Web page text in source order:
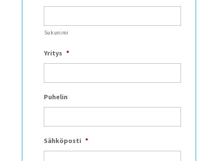
Sukunimi
Yritys *
Puhelin
Sähköposti *